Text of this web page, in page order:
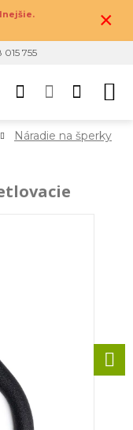
×
755
Náradie na šperky